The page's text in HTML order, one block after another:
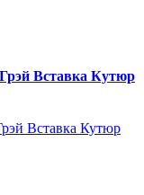
Вставка Кутюр